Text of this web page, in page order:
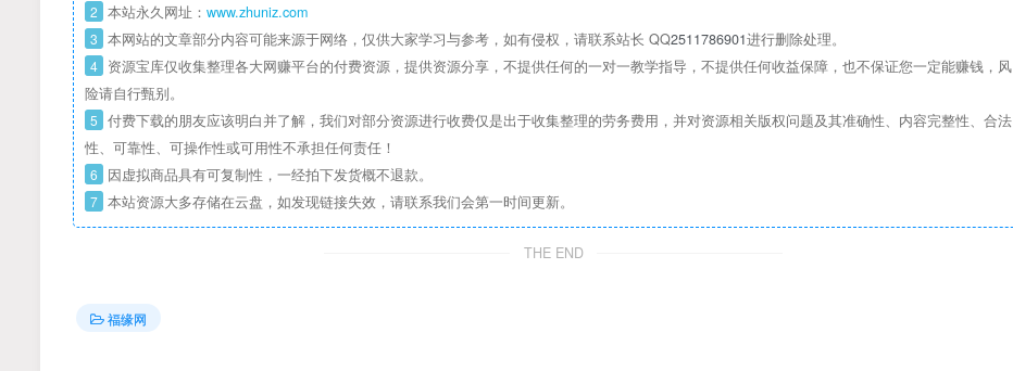
2 本站永久网址： www.zhuniz.com
3 本网站的文章部分内容可能来源于网络，仅供大家学习与参考，如有侵权，请联系站长 QQ2511786901进行删除处理。
4 资源宝库仅收集整理各大网赚平台的付费资源，提供资源分享，不提供任何的一对一教学指导，不提供任何收益保障，也不保证您一定能赚钱，风
险请自行甄别。
5 付费下载的朋友应该明白并了解，我们对部分资源进行收费仅是出于收集整理的劳务费用，并对资源相关版权问题及其准确性、内容完整性、合法
性、可靠性、可操作性或可用性不承担任何责任！
6 因虚拟商品具有可复制性，一经拍下发货概不退款。
7 本站资源大多存储在云盘，如发现链接失效，请联系我们会第一时间更新。
THE END
福缘网